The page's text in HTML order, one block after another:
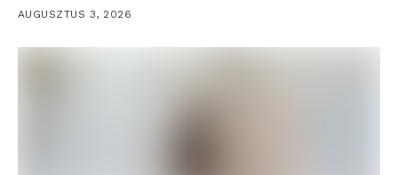
AUGUSZTUS 3, 2026